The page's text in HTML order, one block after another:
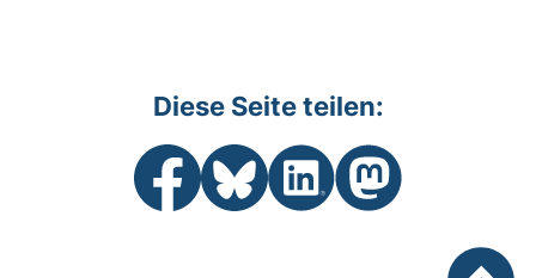
Diese Seite teilen:
Seite über Facebook teilen (externer
Seite über Bluesky teilen
Seite über LinkedIn
Seite über